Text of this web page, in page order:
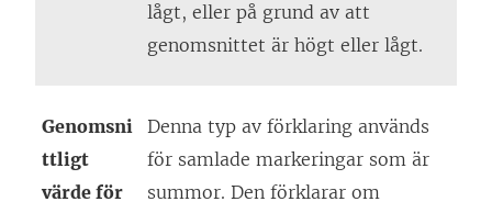
lågt, eller på grund av att
genomsnittet är högt eller lågt.
Genomsni
ttligt
värde för
Denna typ av förklaring används
för samlade markeringar som är
summor. Den förklarar om